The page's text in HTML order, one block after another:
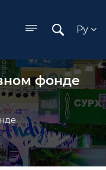
Ру
фонде